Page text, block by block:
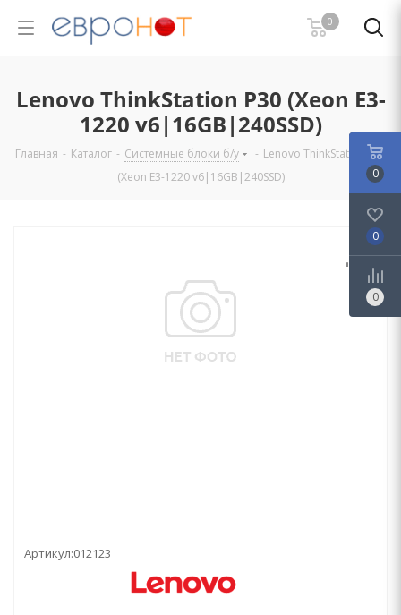
0
Lenovo ThinkStation P30 (Xeon E3-
1220 v6|16GB|240SSD)
Главная - Каталог - Системные блоки б/у - Lenovo ThinkStation P30
(Xeon E3-1220 v6|16GB|240SSD)
Артикул:012123
0
0
0